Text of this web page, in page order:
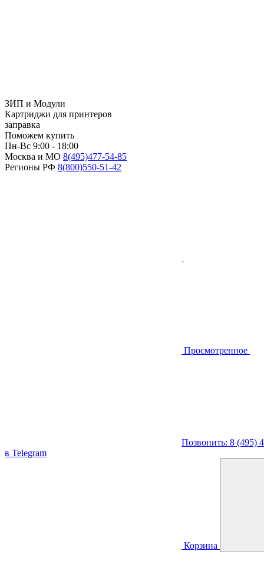
ЗИП и Модули
Картриджи для принтеров
заправка
Поможем купить
Пн-Вс 9:00 - 18:00
Москва и МО 8(495)477-54-85
Регионы РФ 8(800)550-51-42
Просмотренное
Позвонить: 8 (495)
в Telegram
Корзина